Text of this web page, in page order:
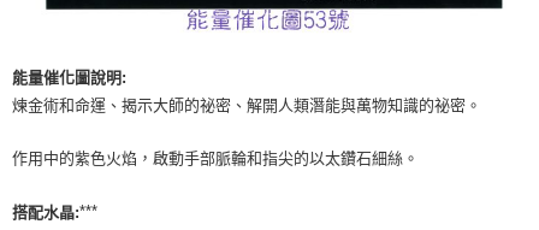
能量催化圖說明:
煉金術和命運、揭示大師的祕密、解開人類潛能與萬物知識的祕密。
作用中的紫色火焰，啟動手部脈輪和指尖的以太鑽石細絲。
搭配水晶:***